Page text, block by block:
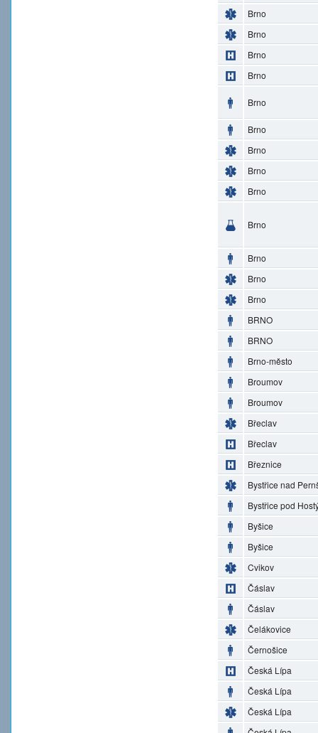
Brno
Brno
Brno
Brno
Brno
Brno
Brno
Brno
Brno
Brno
Brno
Brno
Brno
BRNO
BRNO
Brno-město
Broumov
Broumov
Břeclav
Břeclav
Březnice
Bystřice nad
Bystřice pod
Byšice
Byšice
Cvikov
Čáslav
Čáslav
Čelákovice
Černošice
Česká Lípa
Česká Lípa
Česká Lípa